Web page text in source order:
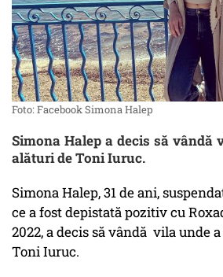
Foto: Facebook Simona Halep
Simona Halep a decis să vândă
alături de Toni Iuruc.
Simona Halep, 31 de ani,
ce a fost depistată pozitiv cu
2022, a decis să vândă vila unde
Toni Iuruc.